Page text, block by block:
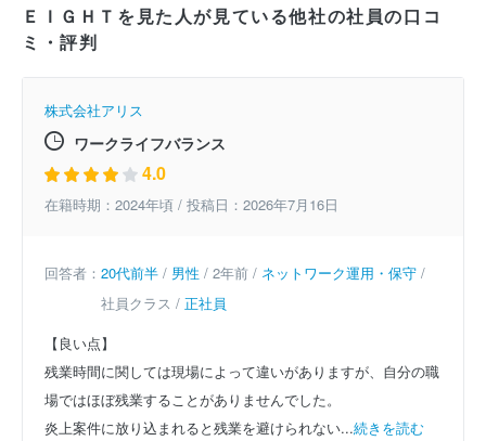
ＥＩＧＨＴを見た人が見ている他社の社員の口コ
ミ・評判
株式会社アリス
ワークライフバランス
4.0
在籍時期：2024年頃 / 投稿日：2026年7月16日
回答者： 20代前半 / 男性 / 2年前 / ネットワーク運用・保守 /
社員クラス / 正社員
【良い点】
残業時間に関しては現場によって違いがありますが、自分の職
場ではほぼ残業することがありませんでした。
炎上案件に放り込まれると残業を避けられない...続きを読む